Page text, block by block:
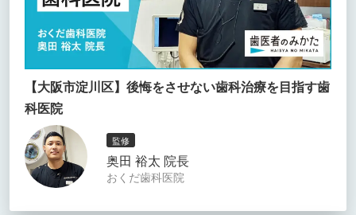
【大阪市淀川区】後悔をさせない歯科治療を目指す歯
科医院
監修
奥田 裕太 院長
おくだ歯科医院